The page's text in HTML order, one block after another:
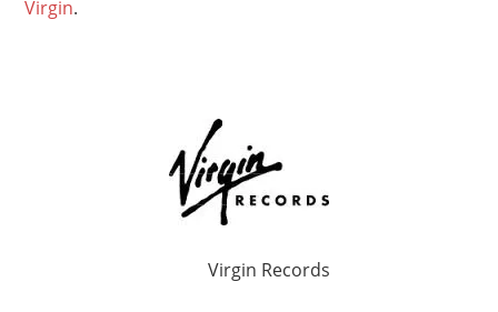
Virgin.
Virgin Records